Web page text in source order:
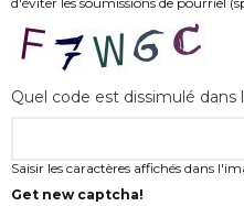
Quel code est dissimulé dans
Saisir les caractères affichés dans
Get new captcha!